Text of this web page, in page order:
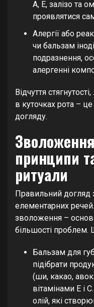
A, E, залізо та
проявлятися
Алергії або
чи бальзам
подразнення,
алергенні
Відчуття
в куточках рота – це
догляду.
принципи
ритуали
Правильний догляд
елементарних
зволоження –
більшості
Бальзам для
підібрати
(ши, какао,
вітамінами E і
олій, які